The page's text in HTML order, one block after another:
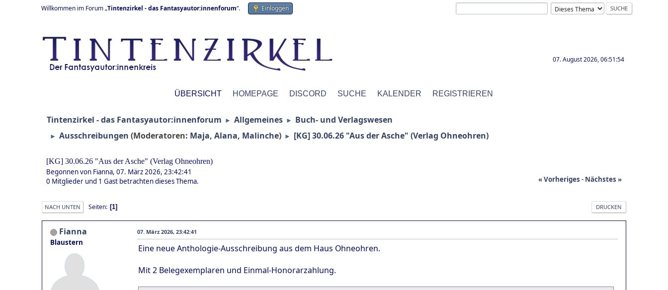
Willkommen im Forum „Tintenzirkel - das Fantasyautor:innenforum“. Einloggen
07. August 2026, 06:51:54
ÜBERSICHT HOMEPAGE DISCORD SUCHE KALENDER REGISTRIEREN
Tintenzirkel - das Fantasyautor:innenforum ► Allgemeines ► Buch- und Verlagswesen
► Ausschreibungen (Moderatoren: Maja, Alana, Malinche) ► [KG] 30.06.26 "Aus der Asche" (Verlag Ohneohren)
[KG] 30.06.26 "Aus der Asche" (Verlag Ohneohren)
Begonnen von Fianna, 07. März 2026, 23:42:41
« Vorheriges - Nächstes »
0 Mitglieder und 1 Gast betrachten dieses Thema.
DRUCKEN
NACH UNTEN Seiten 1
Fianna
Blaustern
07. März 2026, 23:42:41
Eine neue Anthologie-Ausschreibung aus dem Haus Ohneohren.
Mit 2 Belegexemplaren und Einmal-Honorarzahlung.